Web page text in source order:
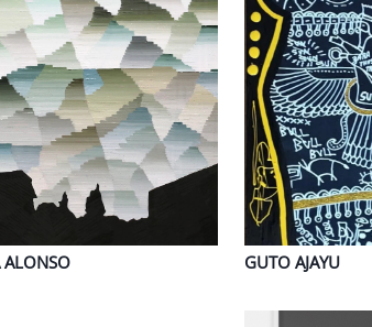
ALONSO GUTO AJAYU